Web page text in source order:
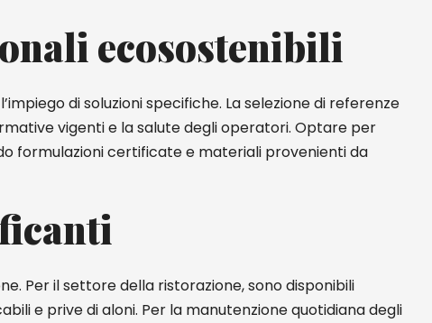
ecosostenibili
di soluzioni specifiche. La selezione di referenze
vigenti e la salute degli operatori. Optare per
formulazioni certificate e materiali provenienti da
Per il settore della ristorazione, sono disponibili
e prive di aloni. Per la manutenzione quotidiana degli